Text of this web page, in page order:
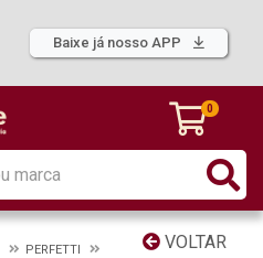
Baixe já nosso APP
0
VOLTAR
PERFETTI